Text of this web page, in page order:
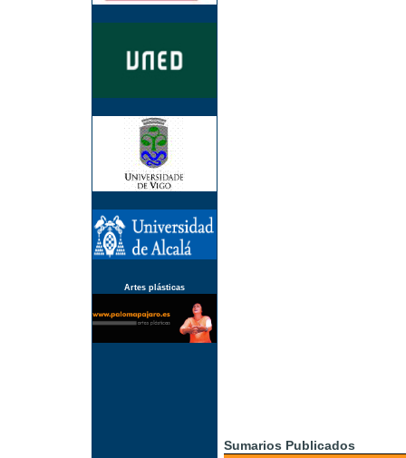
Artes plásticas
Sumarios Publicados